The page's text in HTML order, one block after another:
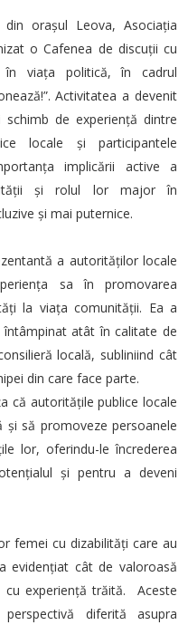
orașul Leova, Asociația
o Cafenea de discuții cu
viața politică, în cadrul
Activitatea a devenit
de experiență dintre
locale și participantele
implicării active a
și rolul lor major în
și mai puternice.
a autorităților locale
sa în promovarea
la viața comunității. Ea a
atât în calitate de
locală, subliniind cât
din care face parte.
că autoritățile publice locale
să promoveze persoanele
lor, oferindu-le încrederea
și pentru a deveni
femei cu dizabilități care au
evidențiat cât de valoroasă
experiență trăită. Aceste
diferită asupra